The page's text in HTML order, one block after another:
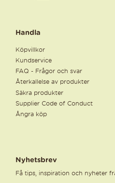
Handla
Köpvillkor
Kundservice
FAQ - Frågor och svar
Återkallelse av produkter
Säkra produkter
Supplier Code of Conduct
Ångra köp
Nyhetsbrev
Få tips, inspiration och nyheter